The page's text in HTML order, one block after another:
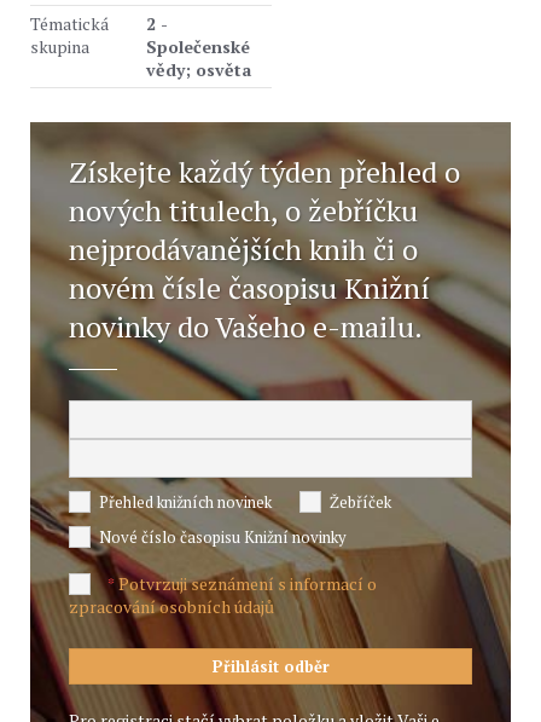
Tématická
skupina
2 -
Společenské
vědy; osvěta
Získejte každý týden přehled o
nových titulech, o žebříčku
nejprodávanějších knih či o
novém čísle časopisu Knižní
novinky do Vašeho e-mailu.
Přehled knižních novinek
Žebříček
Nové číslo časopisu Knižní novinky
*Potvrzuji seznámení s informací o
zpracování osobních údajů